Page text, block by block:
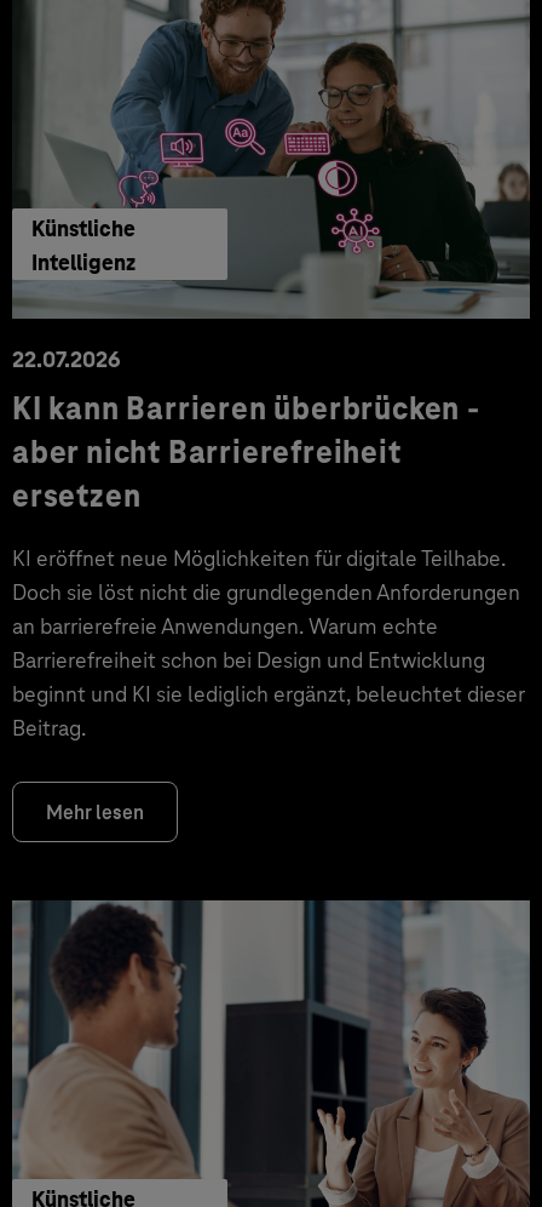
Künstliche
Intelligenz
22.07.2026
KI kann Barrieren überbrücken -
aber nicht Barrierefreiheit
ersetzen
KI eröffnet neue Möglichkeiten für digitale Teilhabe.
Doch sie löst nicht die grundlegenden Anforderungen
an barrierefreie Anwendungen. Warum echte
Barrierefreiheit schon bei Design und Entwicklung
beginnt und KI sie lediglich ergänzt, beleuchtet dieser
Beitrag.
Mehr lesen
Künstliche